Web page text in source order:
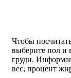
Чтобы
выберите пол и
груди.
вес, процент